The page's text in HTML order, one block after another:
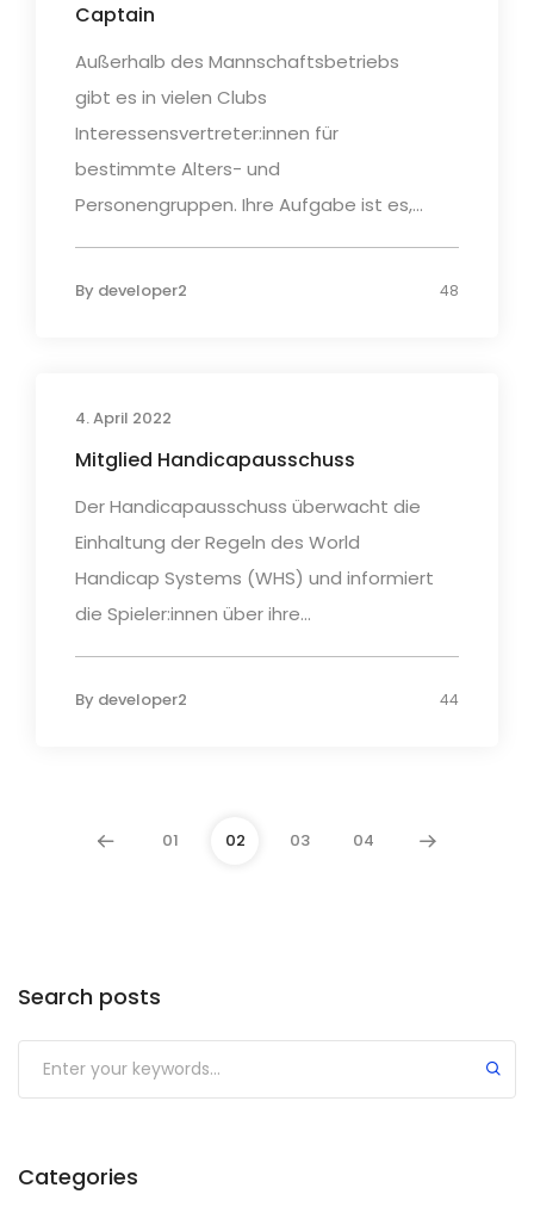
Captain
Außerhalb des Mannschaftsbetriebs
gibt es in vielen Clubs
Interessensvertreter:innen für
bestimmte Alters- und
Personengruppen. Ihre Aufgabe ist es,...
By developer2 48
4. April 2022
Mitglied Handicapausschuss
Der Handicapausschuss überwacht die
Einhaltung der Regeln des World
Handicap Systems (WHS) und informiert
die Spieler:innen über ihre...
By developer2 44
01 02 03 04
Search posts
Categories